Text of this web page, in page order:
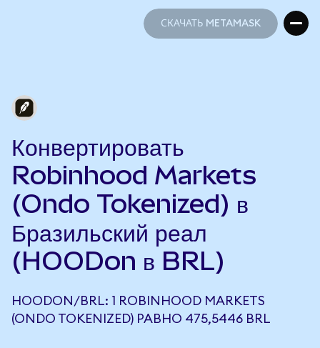
СКАЧАТЬ METAMASK
Конвертировать
Robinhood Markets
(Ondo Tokenized) в
Бразильский реал
(HOODon в BRL)
HOODON/BRL: 1 ROBINHOOD MARKETS
(ONDO TOKENIZED) РАВНО 475,5446 BRL